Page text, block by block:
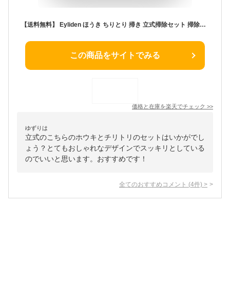
【送料無料】 Eyliden ほうき ちりとり 掃き 立式掃除セット 掃除用品 床掃除 4色 長柄箒 塵取り 掃除 箒 コンパクト収納 94~135cm調節可能 ノブ付き 自立式 腰曲げずに掃除 室内 屋外 玄関 ガーデニング 庭 ベランダ、美容室 コンビニ業務用に最適 手汚れず
この商品をサイトでみる
価格と在庫を楽天でチェック >>
ゆずりは
立式のこちらのホウキとチリトリのセットはいかがでし
ょう？とてもおしゃれなデザインでスッキリとしている
のでいいと思います。おすすめです！
全てのおすすめコメント (4件) >